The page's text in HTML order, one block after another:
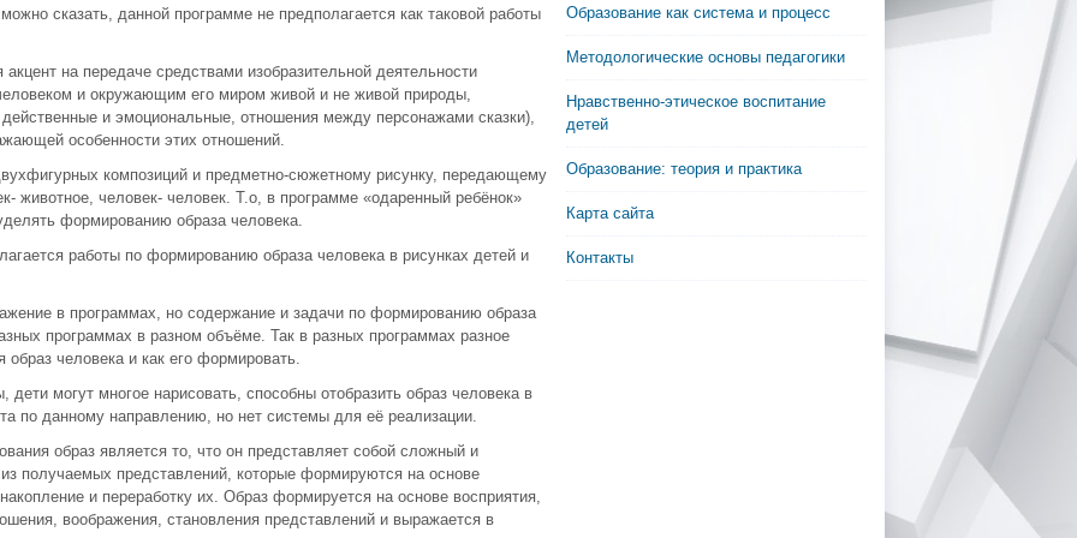
сказать, данной программе не предполагается как таковой работы
на передаче средствами изобразительной деятельности
и окружающим его миром живой и не живой природы,
и эмоциональные, отношения между персонажами сказки),
особенности этих отношений.
композиций и предметно-сюжетному рисунку, передающему
животное, человек- человек. Т.о, в программе «одаренный ребёнок»
формированию образа человека.
работы по формированию образа человека в рисунках детей и
в программах, но содержание и задачи по формированию образа
программах в разном объёме. Так в разных программах разное
человека и как его формировать.
могут многое нарисовать, способны отобразить образ человека в
по данному направлению, но нет системы для её реализации.
образ является то, что он представляет собой сложный и
получаемых представлений, которые формируются на основе
и переработку их. Образ формируется на основе восприятия,
воображения, становления представлений и выражается в
Образование как система и процесс
Методологические основы педагогики
Нравственно-этическое воспитание
детей
Образование: теория и практика
Карта сайта
Контакты